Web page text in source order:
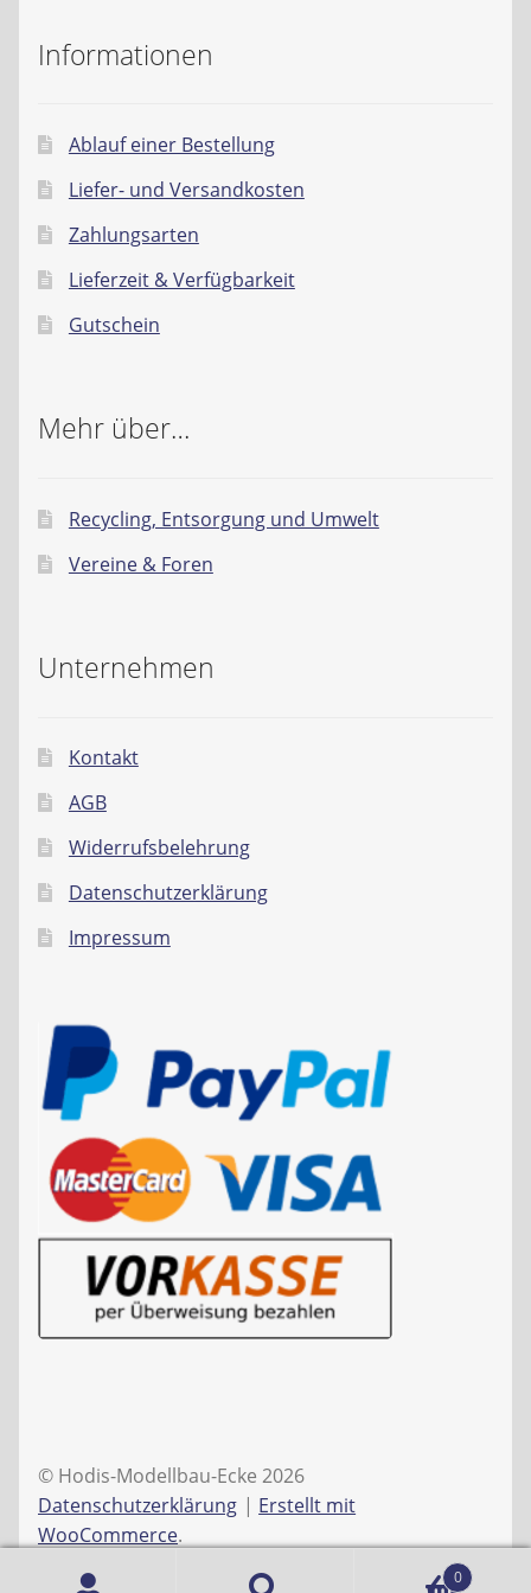
Widerrufsbelehrung
Datenschutzerklärung
Impressum
Informationen
Ablauf einer Bestellung
Liefer- und Versandkosten
Zahlungsarten
Lieferzeit & Verfügbarkeit
Gutschein
Mehr über…
Recycling, Entsorgung und Umwelt
Vereine & Foren
Unternehmen
Kontakt
AGB
Widerrufsbelehrung
Datenschutzerklärung
Impressum
© Hodis-Modellbau-Ecke 2026
Datenschutzerklärung
Erstellt mit
WooCommerce.
0